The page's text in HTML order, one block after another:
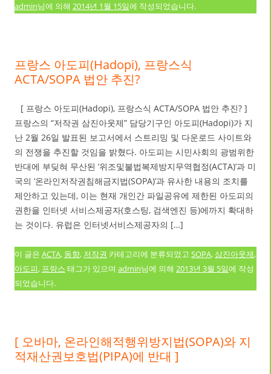
admin님에 의해 2014년 1월 15일에 작성되었습니다.
프랑스 아도피(Hadopi), 프랑스식
ACTA/SOPA 법안 추진?
[ 프랑스 아도피(Hadopi), 프랑스식 ACTA/SOPA 법안 추진? ]
프랑스의 “저작권 삼진아웃제” 담당기구인 아도피(Hadopi)가 지
난 2월 26일 발표된 보고서에서 스트리밍 및 다운로드 사이트와
의 전쟁을 추진할 것임을 밝혔다. 아도피는 시민사회의 광범위한
반대에 부딪혀 무산된 ‘위조및불법복제방지무역협정(ACTA)’과 미
국의 ‘온라인저작권침해금지법(SOPA)’과 유사한 내용의 조치를
제안하고 있는데, 이는 현재 개인간 파일공유에 제한된 아도피의
권한을 인터넷 서비스제공자(호스팅, 검색엔진 등)에까지 확대하
는 것이다. 유럽은 인터넷서비스제공자의 […]
이 글은 ACTA, 동향, 저작권 카테고리에 분류되었고 SOPA,삼진아웃제,
아도피, 프랑스 태그가 있으며 admin님에 의해 2013년 3월 5일에 작성
되었습니다.
[ 오바마, 온라인해적행위방지법(SOPA)와 지
적재산권보호법(PIPA)에 반대 ]